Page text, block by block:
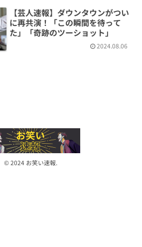
【芸人速報】ダウンタウンがつい
に再共演！「この瞬間を待って
た」「奇跡のツーショット」
2024.08.06
© 2024 お笑い速報.